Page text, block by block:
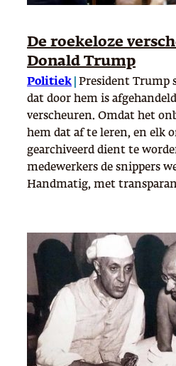
De roekeloze
Donald Trump
Politiek
President Trump
dat door hem is
verscheuren. Omdat het
hem dat af te leren, en elk
gearchiveerd dient te
medewerkers de snippers
Handmatig, met